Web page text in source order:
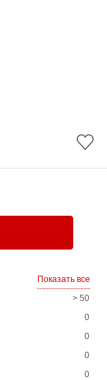
Показать все
> 50
0
0
0
0